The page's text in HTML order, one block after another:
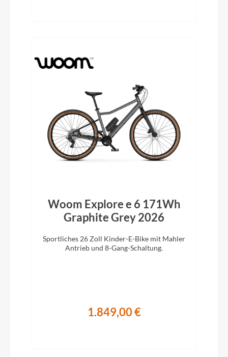
Woom Explore e 6 171Wh
Graphite Grey 2026
Sportliches 26 Zoll Kinder-E-Bike mit Mahler
Antrieb und 8-Gang-Schaltung.
1.849,00 €